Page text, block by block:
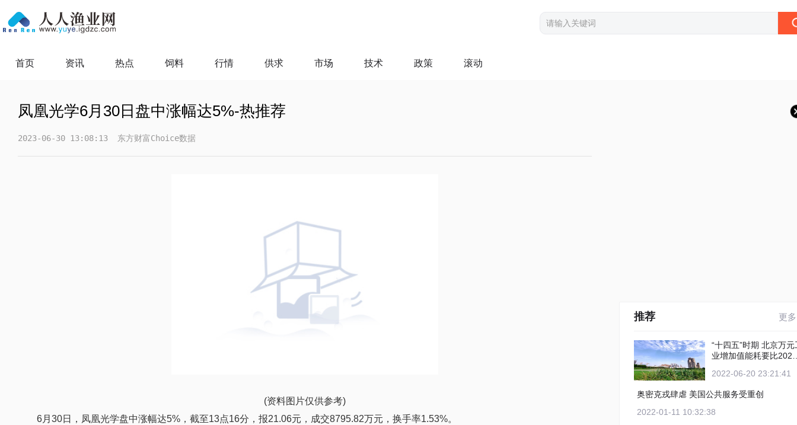
首页 资讯 热点 饲料 行情 供求 市场 技术 政策 滚动
凤凰光学6月30日盘中涨幅达5%-热推荐
2023-06-30 13:08:13 东方财富Choice数据
(资料图片仅供参考)
6月30日，凤凰光学盘中涨幅达5%，截至13点16分，报21.06元，成交8795.82万元，换手率1.53%。
推荐 更多
“十四五”时期 北京万元工
业增加值能耗要比2020
2022-06-20 23:21:41
奥密克戎肆虐 美国公共服务受重创
2022-01-11 10:32:38